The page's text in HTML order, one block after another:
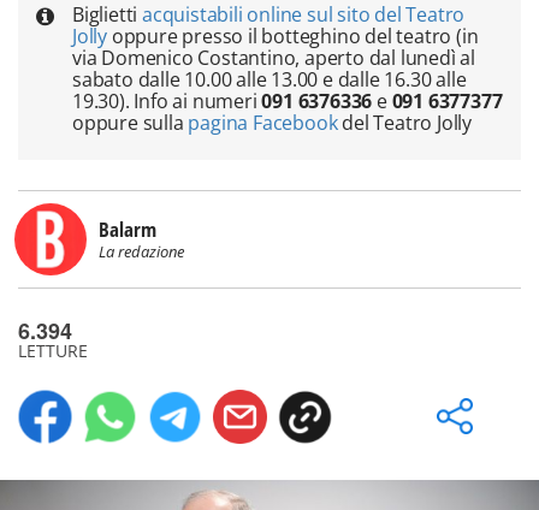
Biglietti acquistabili online sul sito del Teatro
Jolly oppure presso il botteghino del teatro (in
via Domenico Costantino, aperto dal lunedì al
sabato dalle 10.00 alle 13.00 e dalle 16.30 alle
19.30). Info ai numeri091 6376336 e091 6377377
oppure sulla pagina Facebookdel Teatro Jolly
Balarm
La redazione
6.394
LETTURE